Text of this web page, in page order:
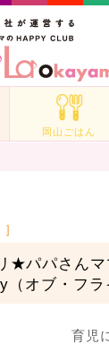
岡山ごはん
★パパさんマ
（オブ・フラ
育児